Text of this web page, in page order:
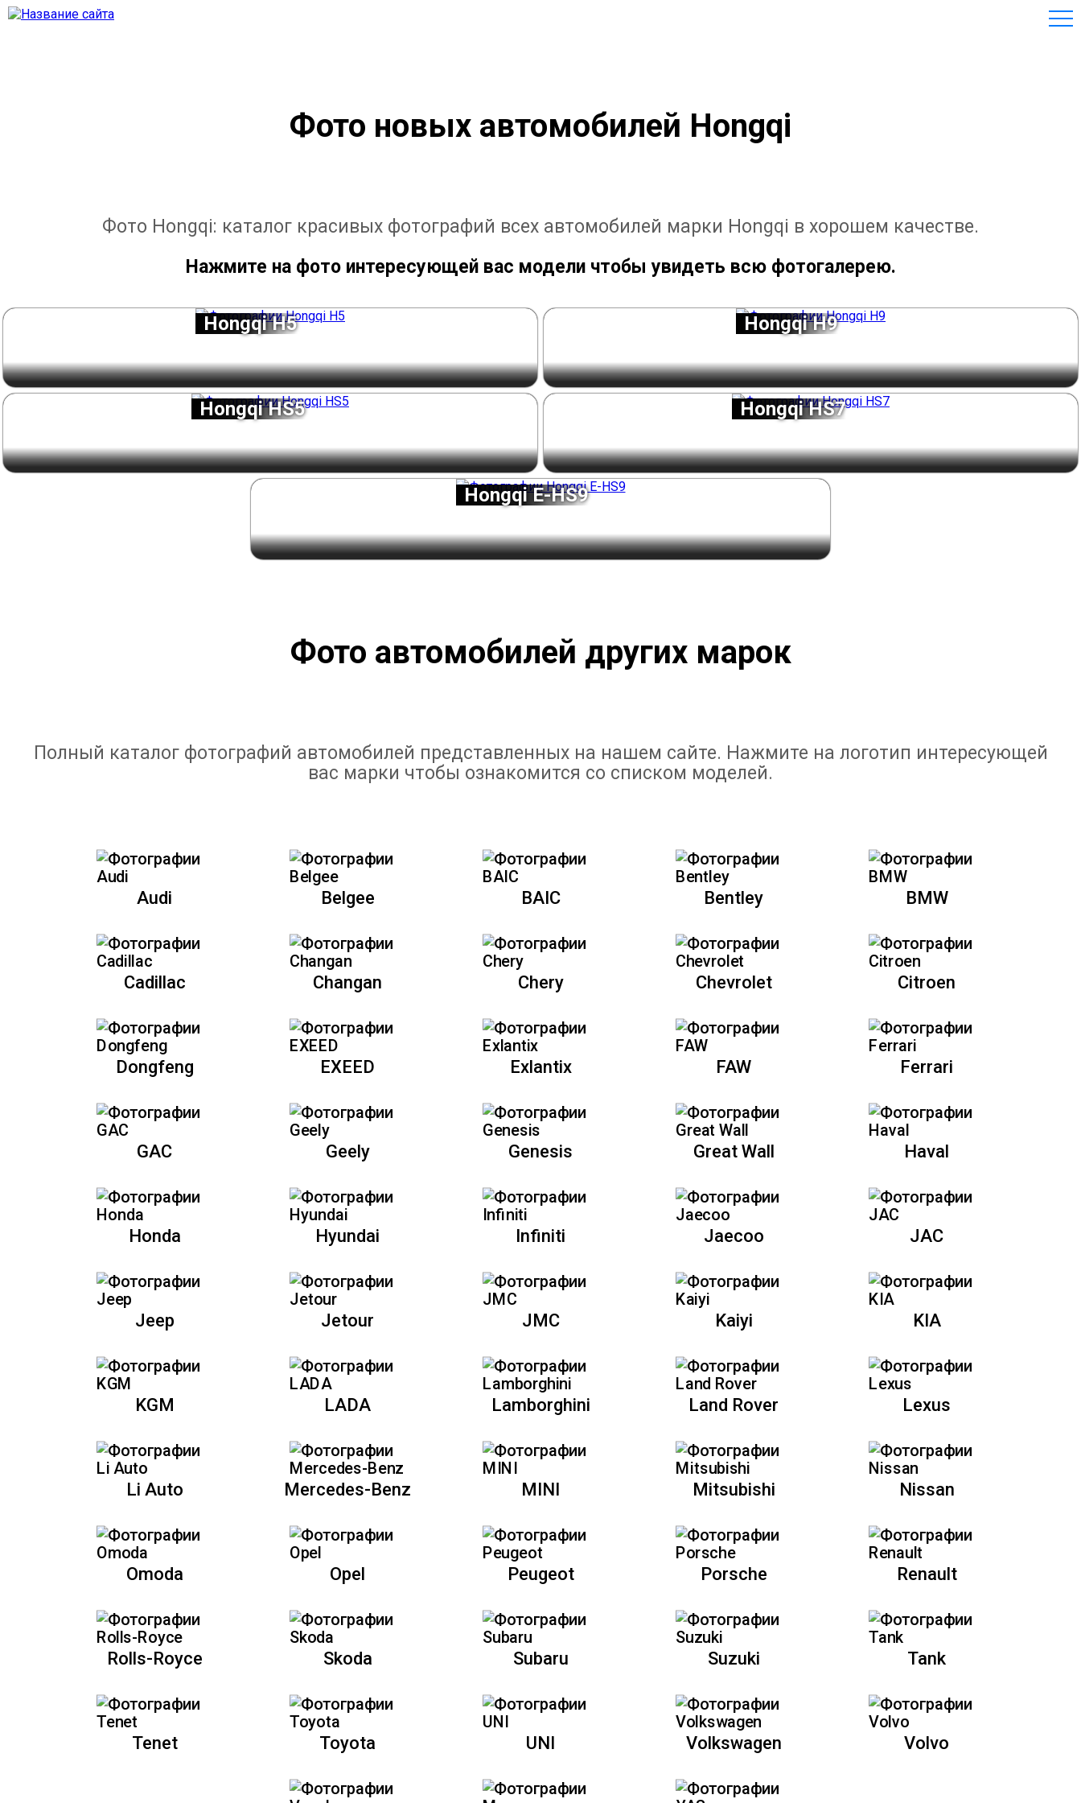
Фото новых автомобилей Hongqi
Фото Hongqi: каталог красивых фотографий всех автомобилей марки Hongqi в хорошем качестве.
Нажмите на фото интересующей вас модели чтобы увидеть всю фотогалерею.
Hongqi H5 Hongqi H9
Hongqi HS5 Hongqi HS7
Hongqi E-HS9
Фото автомобилей других марок
Полный каталог фотографий автомобилей представленных на нашем сайте. Нажмите на логотип интересующей
вас марки чтобы ознакомится со списком моделей.
Audi Belgee BAIC Bentley BMW
Cadillac Changan Chery Chevrolet Citroen
Dongfeng EXEED Exlantix FAW Ferrari
GAC Geely Genesis Great Wall Haval
Honda Hyundai Infiniti Jaecoo JAC
Jeep Jetour JMC Kaiyi KIA
KGM LADA Lamborghini Land Rover Lexus
Li Auto Mercedes-Benz MINI Mitsubishi Nissan
Omoda Opel Peugeot Porsche Renault
Rolls-Royce Skoda Subaru Suzuki Tank
Tenet Toyota UNI Volkswagen Volvo